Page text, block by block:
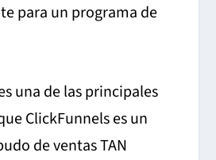
para un programa de
una de las principales
ClickFunnels es un
de ventas TAN